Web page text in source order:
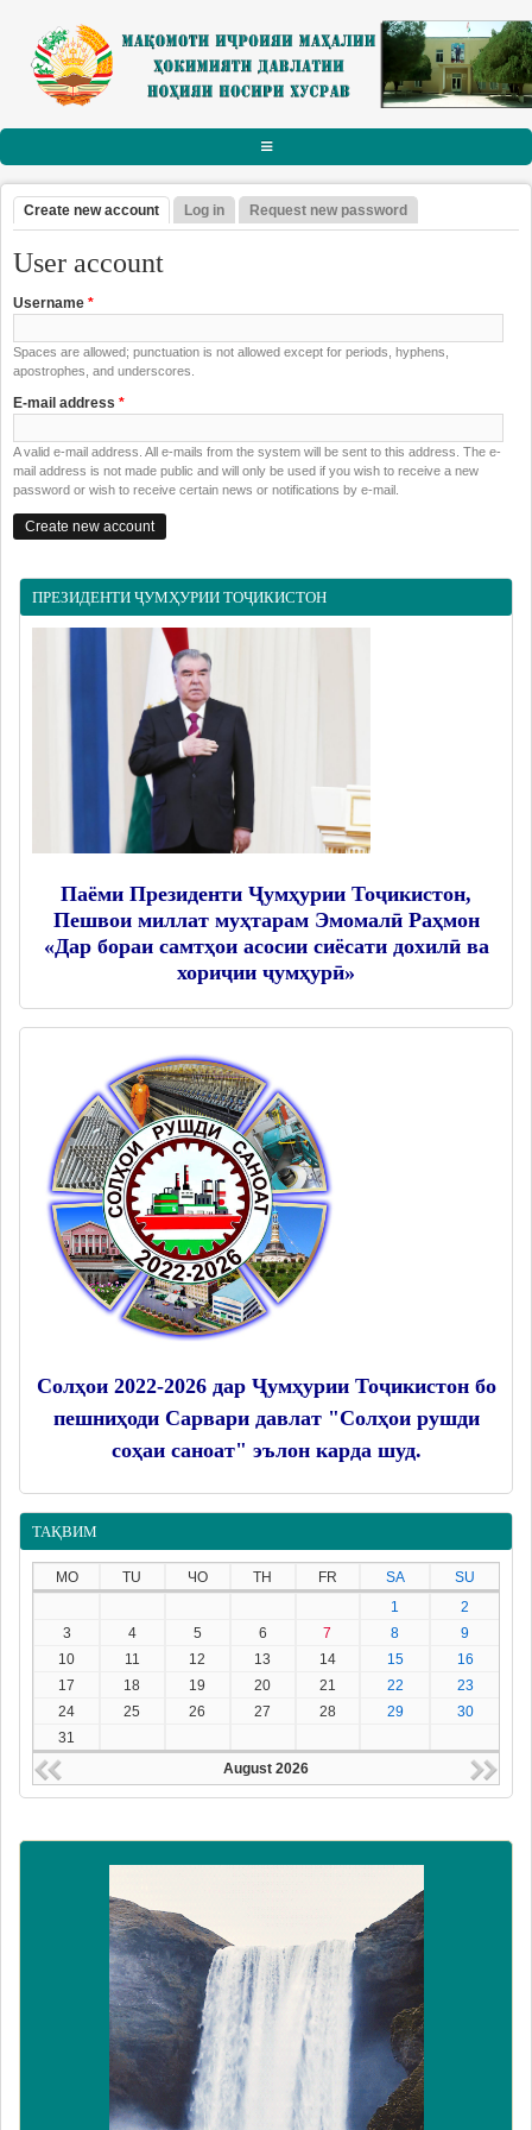
Skip to main content
АСОСӢ
РАИСИ НОҲИЯ
Суханрониҳо
Боздидҳо
Мулоқотҳо
МАҚОМОТИ ИҶРОИЯ
Муовинони раиси ноҳия
Сохтор
Таърихи ноҳияи Носири Хусрав
Воҳидҳои сохтории мақомоти иҷроия
МАҚОМОТИ НАМОЯНДАГӢ
САНАДҲОИ МЕЪЁРӢ-ҲУҚУҚӢ
Қарорҳои маҷлиси вакилони халқ
Primary tabs
Create new account (active tab)
Log in Request new password
User account
Username *
Spaces are allowed; punctuation is not allowed except for periods, hyphens,
apostrophes, and underscores.
E-mail address *
A valid e-mail address. All e-mails from the system will be sent to this address. The e-
mail address is not made public and will only be used if you wish to receive a new
password or wish to receive certain news or notifications by e-mail.
ПРЕЗИДЕНТИ ҶУМҲУРИИ ТОҶИКИСТОН
Паёми Президенти Ҷумҳурии Тоҷикистон,
Пешвои миллат муҳтарам Эмомалӣ Раҳмон
«Дар бораи самтҳои асосии сиёсати дохилӣ ва
хориҷии ҷумҳурӣ»
Солҳои 2022-2026 дар Ҷумҳурии Тоҷикистон бо
пешниҳоди Сарвари давлат "Солҳои рушди
соҳаи саноат" эълон карда шуд.
ТАҚВИМ
MO TU ЧО TH FR SA
SU
1
2
3
4 5 6 7 8
9
10
11 12 13 14 15
16
17
18 19 20 21 22
23
24
25 26 27 28 29
30
31
August 2026